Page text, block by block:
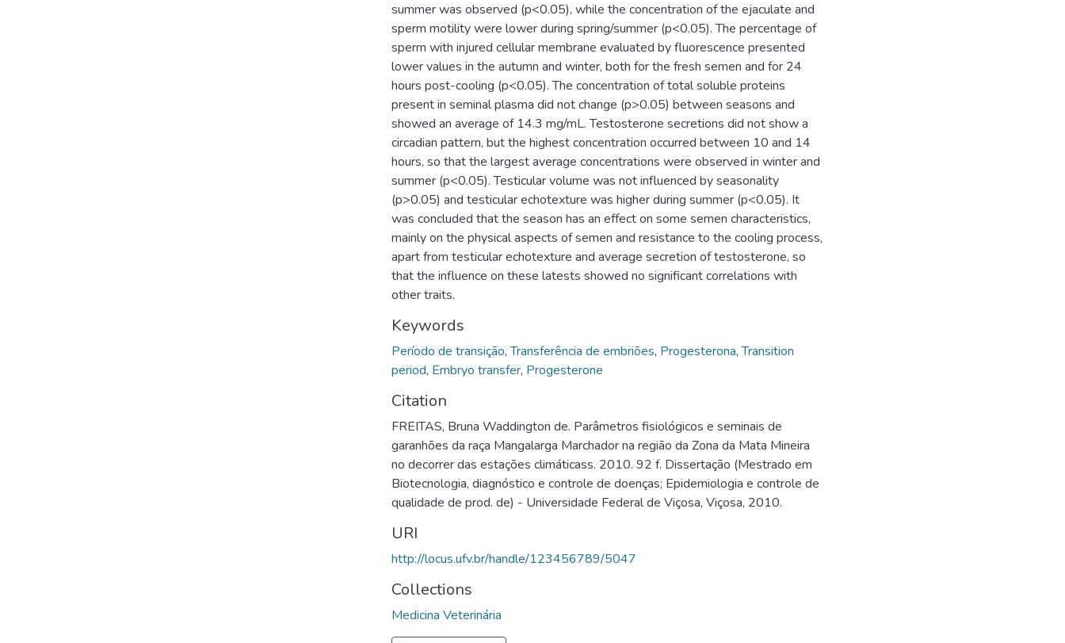
summer was observed (p<0.05), while the concentration of the ejaculate and
sperm motility were lower during spring/summer (p<0.05). The percentage of
sperm with injured cellular membrane evaluated by fluorescence presented
lower values in the autumn and winter, both for the fresh semen and for 24
hours post-cooling (p<0.05). The concentration of total soluble proteins
present in seminal plasma did not change (p>0.05) between seasons and
showed an average of 14.3 mg/mL. Testosterone secretions did not show a
circadian pattern, but the highest concentration occurred between 10 and 14
hours, so that the largest average concentrations were observed in winter and
summer (p<0.05). Testicular volume was not influenced by seasonality
(p>0.05) and testicular echotexture was higher during summer (p<0.05). It
was concluded that the season has an effect on some semen characteristics,
mainly on the physical aspects of semen and resistance to the cooling process,
apart from testicular echotexture and average secretion of testosterone, so
that the influence on these latests showed no significant correlations with
other traits.
Keywords
Período de transição,Transferência de embriões, Progesterona,Transition
period, Embryo transfer, Progesterone
Citation
FREITAS, Bruna Waddington de. Parâmetros fisiológicos e seminais de
garanhões da raça Mangalarga Marchador na região da Zona da Mata Mineira
no decorrer das estações climáticass. 2010. 92 f. Dissertação (Mestrado em
Biotecnologia, diagnóstico e controle de doenças; Epidemiologia e controle de
qualidade de prod. de) - Universidade Federal de Viçosa, Viçosa, 2010.
URI
http://locus.ufv.br/handle/123456789/5047
Collections
Medicina Veterinária